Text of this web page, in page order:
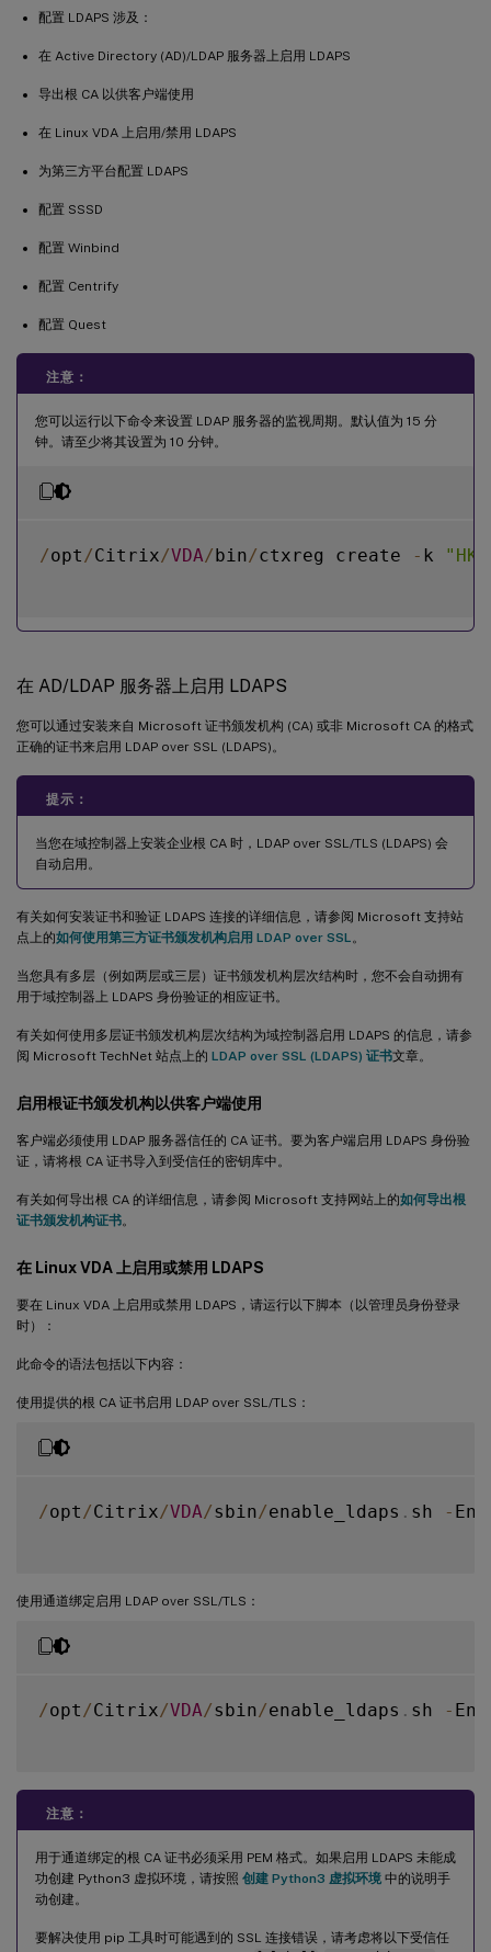
配置 LDAPS 涉及：
在 Active Directory (AD)/LDAP 服务器上启用 LDAPS
导出根 CA 以供客户端使用
在 Linux VDA 上启用/禁用 LDAPS
为第三方平台配置 LDAPS
配置 SSSD
配置 Winbind
配置 Centrify
配置 Quest
注意：
您可以运行以下命令来设置 LDAP 服务器的监视周期。默认值为 15 分
钟。请至少将其设置为 10 分钟。
/opt /Citrix/VDA/bin/ctxreg create - k
在 AD/LDAP 服务器上启用 LDAPS
您可以通过安装来自 Microsoft 证书颁发机构 (CA) 或非 Microsoft CA 的格式
正确的证书来启用 LDAP over SSL (LDAPS)。
提示：
当您在域控制器上安装企业根 CA 时，LDAP over SSL/TLS (LDAPS) 会
自动启用。
有关如何安装证书和验证 LDAPS 连接的详细信息，请参阅 Microsoft 支持站
点上的如何使用第三方证书颁发机构启用 LDAP over SSL 。
当您具有多层（例如两层或三层）证书颁发机构层次结构时，您不会自动拥有
用于域控制器上 LDAPS 身份验证的相应证书。
有关如何使用多层证书颁发机构层次结构为域控制器启用 LDAPS 的信息，请参
阅 Microsoft TechNet 站点上的 LDAP over SSL (LDAPS) 证书文章。
启用根证书颁发机构以供客户端使用
客户端必须使用 LDAP 服务器信任的 CA 证书。要为客户端启用 LDAPS 身份验
证，请将根 CA 证书导入到受信任的密钥库中。
有关如何导出根 CA 的详细信息，请参阅 Microsoft 支持网站上的如何导出根
证书颁发机构证书。
在 Linux VDA 上启用或禁用 LDAPS
要在 Linux VDA 上启用或禁用 LDAPS，请运行以下脚本（以管理员身份登录
时）：
此命令的语法包括以下内容：
使用提供的根 CA 证书启用 LDAP over SSL/TLS：
/opt /Citrix/VDA/sbin/enable_ldaps . sh -
使用通道绑定启用 LDAP over SSL/TLS：
/opt /Citrix/VDA/sbin/enable_ldaps . sh -
注意：
用于通道绑定的根 CA 证书必须采用 PEM 格式。如果启用 LDAPS 未能成
功创建 Python3 虚拟环境，请按照 创建 Python3 虚拟环境 中的说明手
动创建。
要解决使用 pip 工具时可能遇到的 SSL 连接错误，请考虑将以下受信任